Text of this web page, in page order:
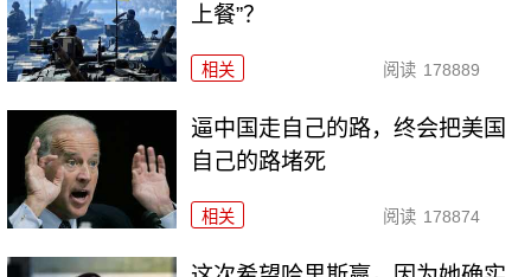
上餐”？
相关 阅读 178889
逼中国走自己的路，终会把美国
自己的路堵死
相关 阅读 178874